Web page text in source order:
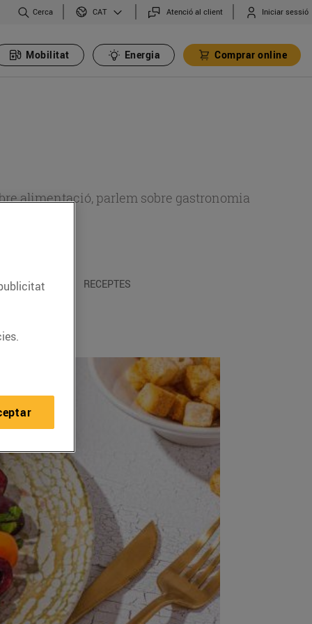
Cerca CAT Atenció al client Iniciar sessió
Mobilitat Energia Comprar online
alimentació, parlem sobre gastronomia
I TRADICIONS RECEPTES